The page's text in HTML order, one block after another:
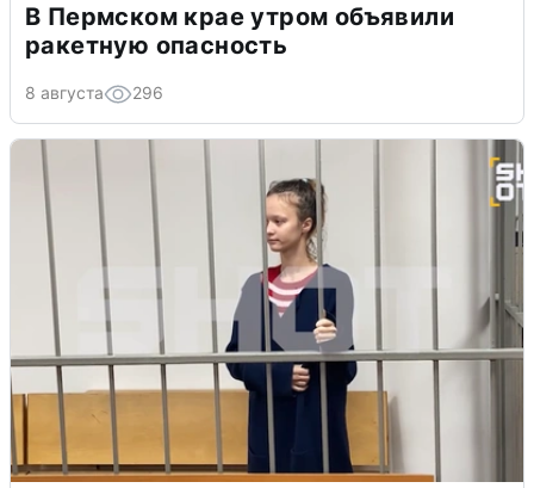
В Пермском крае утром объявили
ракетную опасность
8 августа 296